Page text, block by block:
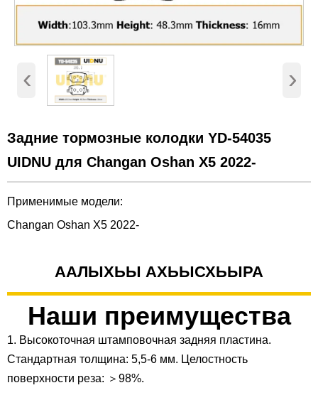
‹ ›
Задние тормозные колодки YD-54035
UIDNU для Changan Oshan X5 2022-
Применимые модели:
Changan Oshan X5 2022-
ААЛЫХЬЫ АХЬЫСХЬЫРА
Наши преимущества
1. Высокоточная штамповочная задняя пластина.
Стандартная толщина: 5,5-6 мм. Целостность
поверхности реза: ＞98%.